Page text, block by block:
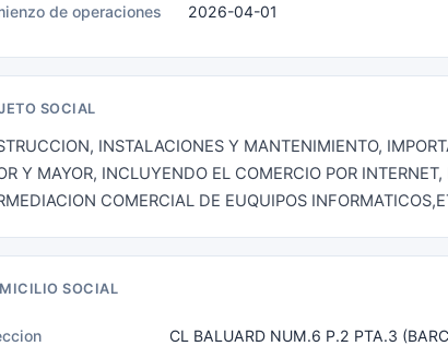
de operaciones 2026-04-01
SOCIAL
INSTALACIONES Y MANTENIMIENTO,
Y MAYOR, INCLUYENDO EL COMERCIO POR
COMERCIAL DE EUQUIPOS
SOCIAL
CL BALUARD NUM.6 P.2 PTA.3